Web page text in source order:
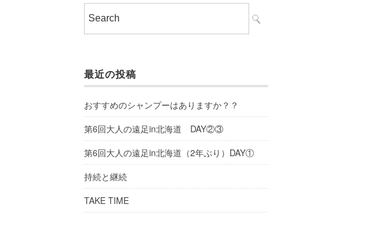
最近の投稿
おすすめのシャンプーはありますか？？
第6回大人の遠足in北海道 DAY②③
第6回大人の遠足in北海道（2年ぶり）DAY①
持続と継続
TAKE TIME